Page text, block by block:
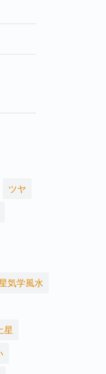
ツヤ
気学風水
星